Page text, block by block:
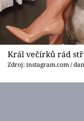
Král večírků rád
Zdroj: instagram.com /